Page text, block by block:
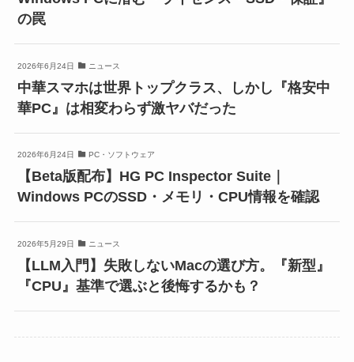
の罠
2026年6月24日 ニュース
中華スマホは世界トップクラス、しかし『格安中
華PC』は相変わらず激ヤバだった
2026年6月24日 PC・ソフトウェア
【Beta版配布】HG PC Inspector Suite｜
Windows PCのSSD・メモリ・CPU情報を確認
2026年5月29日 ニュース
【LLM入門】失敗しないMacの選び方。『新型』
『CPU』基準で選ぶと後悔するかも？